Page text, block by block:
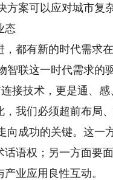
方案可以应对城市复
态
有新的时代需求在
智联这一时代需求的
技术，更是通、感
我们必须超前布局
向成功的关键。这一
语权；另一方面要
业应用良性互动。